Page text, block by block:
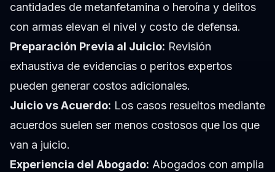
cantidades de metanfetamina o heroína y delitos
con armas elevan el nivel y costo de defensa.
Preparación Previa al Juicio: Revisión
exhaustiva de evidencias o peritos expertos
pueden generar costos adicionales.
Juicio vs Acuerdo: Los casos resueltos mediante
acuerdos suelen ser menos costosos que los que
van a juicio.
Experiencia del Abogado: Abogados con amplia